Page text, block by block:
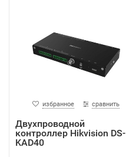
избранное сравнить
Двухпроводной
контроллер Hikvision DS-
KAD40